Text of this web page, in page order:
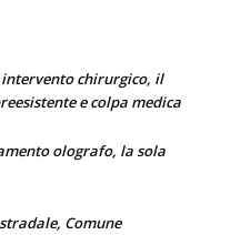
chirurgico, il
e colpa medica
olografo, la sola
Comune